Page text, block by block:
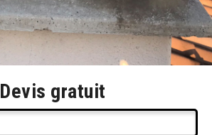
Devis gratuit